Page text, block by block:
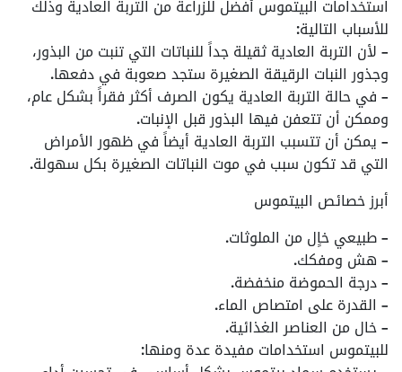
استخدامات البيتموس أفضل للزراعة من التربة العادية وذلك
للأسباب التالية:
– لأن التربة العادية ثقيلة جداً للنباتات التي تنبت من البذور،
وجذور النبات الرقيقة الصغيرة ستجد صعوبة في دفعها.
– في حالة التربة العادية يكون الصرف أكثر فقراً بشكل عام،
وممكن أن تتعفن فيها البذور قبل الإنبات.
– يمكن أن تتسبب التربة العادية أيضاً في ظهور الأمراض
التي قد تكون سبب في موت النباتات الصغيرة بكل سهولة.
أبرز خصائص البيتموس
– طبيعي خاٍل من الملوثات.
– هش ومفكك.
– درجة الحموضة منخفضة.
– القدرة على امتصاص الماء.
– خال من العناصر الغذائية.
للبيتموس استخدامات مفيدة عدة ومنها: